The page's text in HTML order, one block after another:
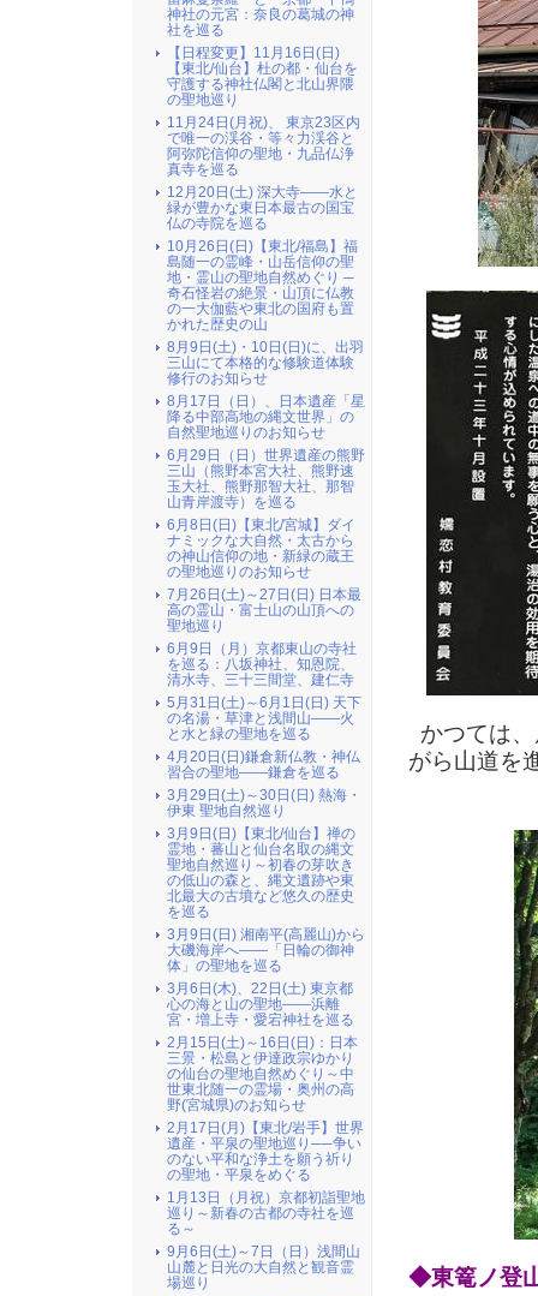
かつては
がら山道を
◆東篭ノ登
神社の元宮：奈良の葛城の神
社を巡る
【日程変更】11月16日(日)
【東北/仙台】杜の都・仙台を
守護する神社仏閣と北山界隈
の聖地巡り
11月24日(月祝)、 東京23区内
で唯一の渓谷・等々力渓谷と
阿弥陀信仰の聖地・九品仏浄
真寺を巡る
12月20日(土) 深大寺――水と
緑が豊かな東日本最古の国宝
仏の寺院を巡る
10月26日(日)【東北/福島】福
島随一の霊峰・山岳信仰の聖
地・霊山の聖地自然めぐり ─
奇石怪岩の絶景・山頂に仏教
の一大伽藍や東北の国府も置
かれた歴史の山
8月9日(土)・10日(日)に、出羽
三山にて本格的な修験道体験
修行のお知らせ
8月17日（日）、日本遺産「星
降る中部高地の縄文世界」の
自然聖地巡りのお知らせ
6月29日（日）世界遺産の熊野
三山（熊野本宮大社、熊野速
玉大社、熊野那智大社、那智
山青岸渡寺）を巡る
6月8日(日)【東北/宮城】ダイ
ナミックな大自然・太古から
の神山信仰の地・新緑の蔵王
の聖地巡りのお知らせ
7月26日(土)～27日(日) 日本最
高の霊山・富士山の山頂への
聖地巡り
6月9日（月）京都東山の寺社
を巡る：八坂神社、知恩院、
清水寺、三十三間堂、建仁寺
5月31日(土)～6月1日(日) 天下
の名湯・草津と浅間山――火
と水と緑の聖地を巡る
4月20日(日)鎌倉新仏教・神仏
習合の聖地――鎌倉を巡る
3月29日(土)～30日(日) 熱海・
伊東 聖地自然巡り
3月9日(日)【東北/仙台】禅の
霊地・蕃山と仙台名取の縄文
聖地自然巡り～初春の芽吹き
の低山の森と、縄文遺跡や東
北最大の古墳など悠久の歴史
を巡る
3月9日(日) 湘南平(高麗山)から
大磯海岸へ――「日輪の御神
体」の聖地を巡る
3月6日(木)、22日(土) 東京都
心の海と山の聖地――浜離
宮・増上寺・愛宕神社を巡る
2月15日(土)～16日(日)：日本
三景・松島と伊達政宗ゆかり
の仙台の聖地自然めぐり～中
世東北随一の霊場・奥州の高
野(宮城県)のお知らせ
2月17日(月)【東北/岩手】世界
遺産・平泉の聖地巡り──争い
のない平和な浄土を願う祈り
の聖地・平泉をめぐる
1月13日（月祝）京都初詣聖地
巡り～新春の古都の寺社を巡
る～
9月6日(土)～7日（日）浅間山
山麓と日光の大自然と観音霊
場巡り